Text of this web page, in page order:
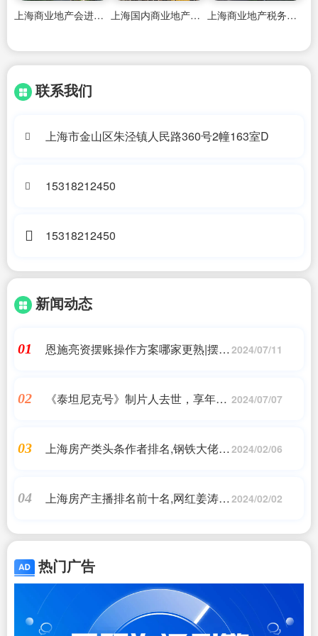
上海商业地产会进一步升温吗 上海国内商业地产中介费是多少钱啊一个月 上海商业地产税务筹划条件
联系我们
上海市金山区朱泾镇人民路360号2幢163室D
15318212450
15318212450
新闻动态
01
恩施亮资摆账操作方案哪家更熟|摆账 2024/07/11
02
《泰坦尼克号》制片人去世，享年63 2024/07/07
03
上海房产类头条作者排名,钢铁大佬14 2024/02/06
04
上海房产主播排名前十名,网红姜涛被
人笑话一边走上巅峰
2024/02/02
热门广告